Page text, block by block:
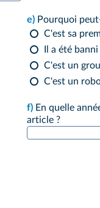
e) Pourquoi
C'est sa
Il a été
C'est un
C'est un
f) En quelle
article ?